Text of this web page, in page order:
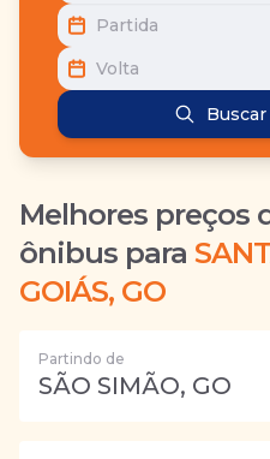
Partida
Volta
Melhores preços
ônibus para
GOIÁS, GO
Partindo de
SÃO SIMÃO, GO